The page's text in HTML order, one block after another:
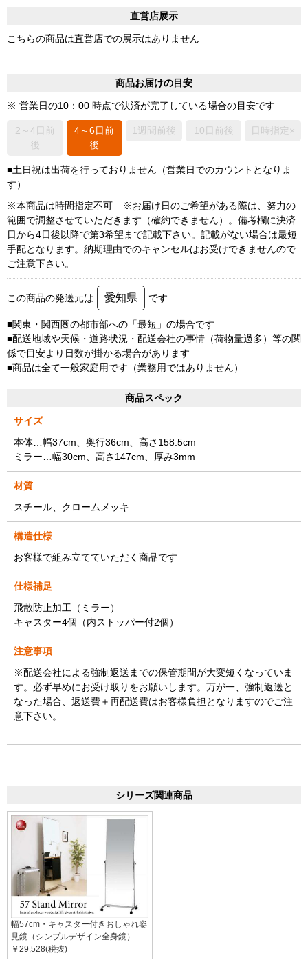
直営店展示
こちらの商品は直営店での展示はありません
商品お届けの目安
※ 営業日の10：00 時点で決済が完了している場合の目安です
2～4日前
後
4～6日前
後
1週間前後 10日前後 日時指定×
■土日祝は出荷を行っておりません（営業日でのカウントとなりま
す）
※本商品は時間指定不可 ※お届け日のご希望がある際は、努力の
範囲で調整させていただきます（確約できません）。備考欄に決済
日から4日後以降で第3希望まで記載下さい。記載がない場合は最短
手配となります。納期理由でのキャンセルはお受けできませんので
ご注意下さい。
この商品の発送元は 愛知県 です
■関東・関西圏の都市部への「最短」の場合です
■配送地域や天候・道路状況・配送会社の事情（荷物量過多）等の関
係で目安より日数が掛かる場合があります
■商品は全て一般家庭用です（業務用ではありません）
商品スペック
サイズ
本体…幅37cm、奥行36cm、高さ158.5cm
ミラー…幅30cm、高さ147cm、厚み3mm
材質
スチール、クロームメッキ
構造仕様
お客様で組み立てていただく商品です
仕様補足
飛散防止加工（ミラー）
キャスター4個（内ストッパー付2個）
注意事項
※配送会社による強制返送までの保管期間が大変短くなっていま
す。必ず早めにお受け取りをお願いします。万が一、強制返送と
なった場合、返送費＋再配送費はお客様負担となりますのでご注
意下さい。
シリーズ関連商品
幅57cm・キャスター付きおしゃれ姿
見鏡（シンプルデザイン全身鏡）
￥29,528(税抜)